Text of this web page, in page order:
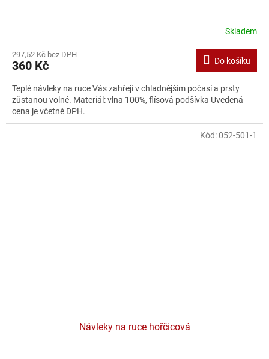
Skladem
297,52 Kč bez DPH
360 Kč Do košíku
Teplé návleky na ruce Vás zahřejí v chladnějším počasí a prsty
zůstanou volné. Materiál: vlna 100%, flísová podšívka Uvedená
cena je včetně DPH.
Návleky na ruce hořčicová
Kód:052-501-1